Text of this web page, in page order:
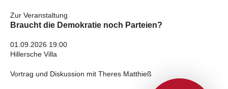
Zur Veranstaltung
Braucht die Demokratie noch Parteien?
01.09.2026 19:00
Hillersche Villa
Vortrag und Diskussion mit Theres Matthieß